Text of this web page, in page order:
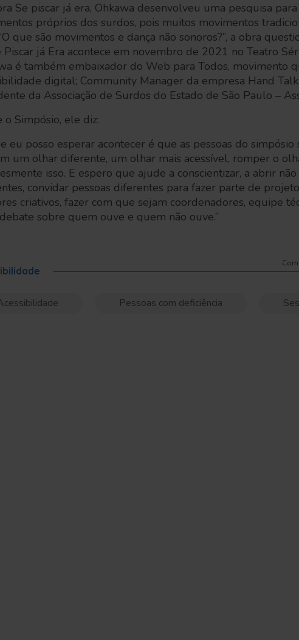
Se piscar já era, Ohkawa desenvolveu uma pesquisa
próprios dos surdos, pois muitos movimentos
que são movimentos e dança não sonoros?”, a obra
Piscar já Era acontece em novembro de 2021 no Teatro
é também embaixador do Web para Todos, movimento
digital; Community Manager da empresa Hand
da Associação de Surdos do Estado de São Paulo –
o Simpósio, ele diz:
eu posso esperar acontecer é que as pessoas do
um olhar diferente, um olhar mais acessível, romper o
isso. E espero que ajude a conscientizar, a abrir
convidar pessoas diferentes para fazer parte de
criativos, fazer com que sejam coordenadores, equipe
sobre quem ouve e quem não ouve.”
Pessoas com deficiência